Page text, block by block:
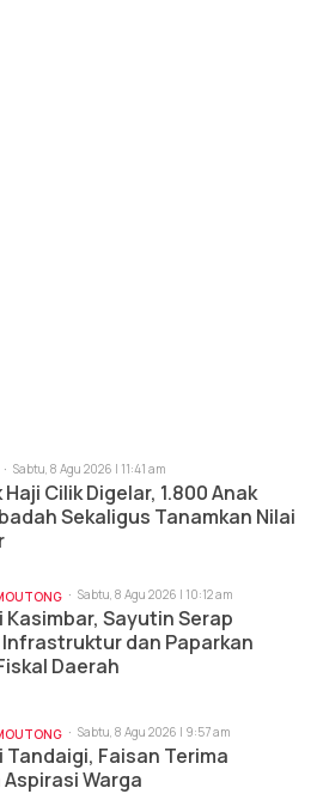
Sabtu, 8 Agu 2026 | 11:41 am
Cilik Digelar, 1.800 Anak
Sekaligus Tanamkan Nilai
Sabtu, 8 Agu 2026 | 10:12 am
Kasimbar, Sayutin Serap
dan Paparkan
Daerah
Sabtu, 8 Agu 2026 | 9:57 am
Tandaigi, Faisan Terima
Warga